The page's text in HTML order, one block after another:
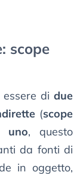
scope
di due
(scope
uno, questo
da fonti di
in oggetto,